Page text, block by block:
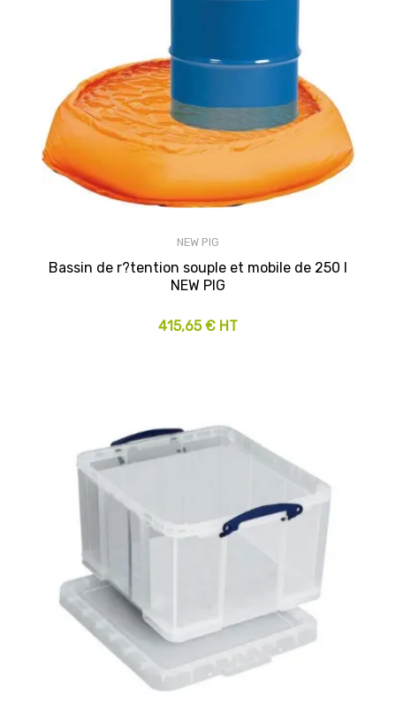
NEW PIG
Bassin de r?tention souple et mobile de 250 l
NEW PIG
415,65 € HT